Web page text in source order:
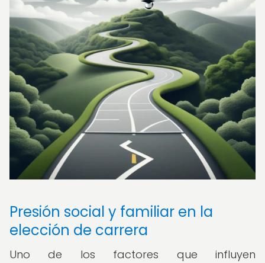
Presión social y familiar en la
elección de carrera
Uno de los factores que influyen